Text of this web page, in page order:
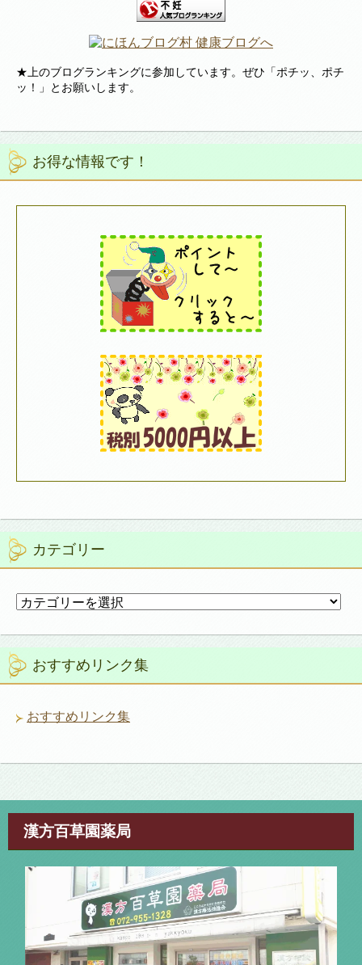
★上のブログランキングに参加しています。ぜひ「ポチッ、ポチ
ッ！」とお願いします。
お得な情報です！
カテゴリー
カ
ゴ
リ
ー おすすめリンク集
おすすめリンク集
漢方百草園薬局